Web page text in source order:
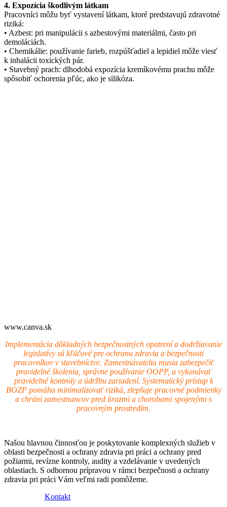
4. Expozícia škodlivým látkam
Pracovníci môžu byť vystavení látkam, ktoré predstavujú zdravotné
riziká:
• Azbest: pri manipulácii s azbestovými materiálmi, často pri
demoláciách.
• Chemikálie: používanie farieb, rozpúšťadiel a lepidiel môže viesť
k inhalácii toxických pár.
• Stavebný prach: dlhodobá expozícia kremíkovému prachu môže
spôsobiť ochorenia pľúc, ako je silikóza.
www.canva.sk
Implementácia dôkladných bezpečnostných opatrení a dodržiavanie
legislatívy sú kľúčové pre ochranu zdravia a bezpečnosti
pracovníkov v stavebníctve. Zamestnávatelia musia zabezpečiť
pravidelné školenia, správne používanie OOPP, a vykonávať
pravidelné kontroly a údržbu zariadení. Systematický prístup k
BOZP pomáha minimalizovať riziká, zlepšuje pracovné podmienky
a chráni zamestnancov pred úrazmi a chorobami spojenými s
pracovným prostredím.
Našou hlavnou činnosťou je poskytovanie komplexných služieb v
oblasti bezpečnosti a ochrany zdravia pri práci a ochrany pred
požiarmi, revízne kontroly, audity a vzdelávanie v uvedených
oblastiach. S odbornou prípravou v rámci bezpečnosti a ochrany
zdravia pri práci Vám veľmi radi pomôžeme.
Kontakt